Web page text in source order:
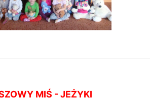
MIŚ - JEŻYKI